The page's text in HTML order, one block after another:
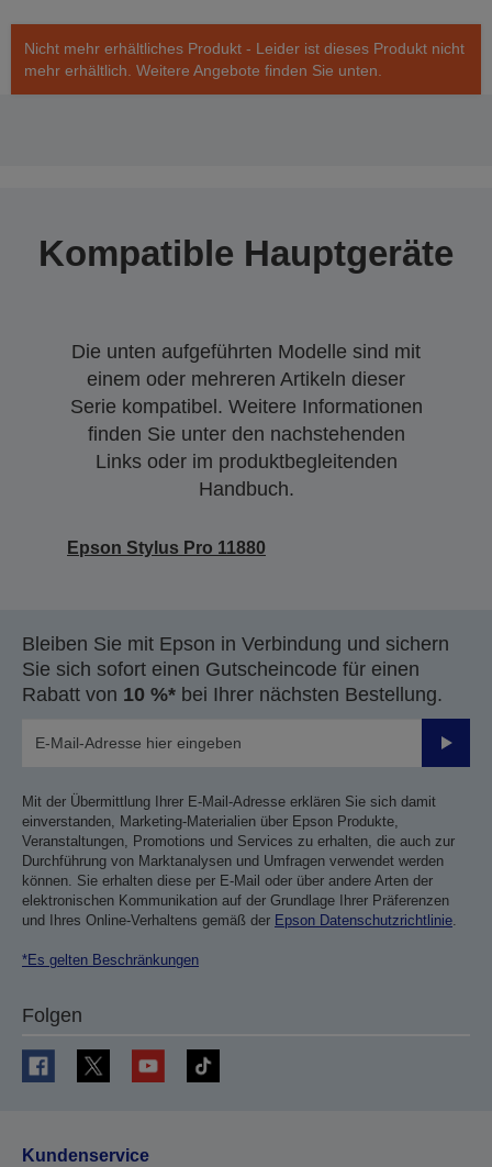
Nicht mehr erhältliches Produkt - Leider ist dieses Produkt nicht
mehr erhältlich. Weitere Angebote finden Sie unten.
Kompatible Hauptgeräte
Die unten aufgeführten Modelle sind mit
einem oder mehreren Artikeln dieser
Serie kompatibel. Weitere Informationen
finden Sie unter den nachstehenden
Links oder im produktbegleitenden
Handbuch.
Epson Stylus Pro 11880
Bleiben Sie mit Epson in Verbindung und sichern
Sie sich sofort einen Gutscheincode für einen
Rabatt von 10 %* bei Ihrer nächsten Bestellung.
Mit der Übermittlung Ihrer E-Mail-Adresse erklären Sie sich damit
einverstanden, Marketing-Materialien über Epson Produkte,
Veranstaltungen, Promotions und Services zu erhalten, die auch zur
Durchführung von Marktanalysen und Umfragen verwendet werden
können. Sie erhalten diese per E-Mail oder über andere Arten der
elektronischen Kommunikation auf der Grundlage Ihrer Präferenzen
und Ihres Online-Verhaltens gemäß der Epson Datenschutzrichtlinie.
*Es gelten Beschränkungen
Folgen
Kundenservice